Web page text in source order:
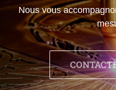
Nous vous